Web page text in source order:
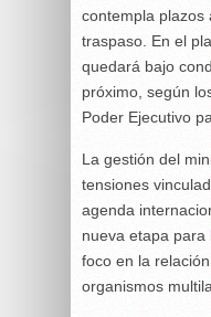
contempla plazos
traspaso. En el
quedará bajo
próximo, según
Poder Ejecutivo
La gestión del
tensiones
agenda
nueva etapa para
foco en la
organismos